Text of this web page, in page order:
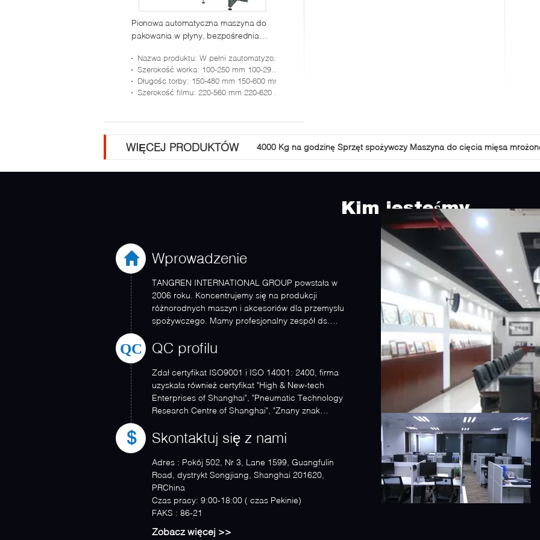
Pionowa automatyczna maszyna do
pakowania w płyny, bezpośrednia
Nazwa produktu: W pełni zautomatyzowane urządzenia do pakowania w worki z płynem i pastą
Szerokość worka: 100-250 mm 100-290 mm
Długośc torby: 150-480 mm 150-600 mm
Szerokość filmu: 220-560 mm 220-620 mm
WIĘCEJ PRODUKTÓW 4000 Kg na godzinę Sprzęt spożywczy Maszyna do cięcia mięsa
Kim jesteśmy
Wprowadzenie
TANGREN INTERNATIONAL GROUP powstała w
2006 roku. Koncentrujemy się na produkcji
różnorodnych maszyn i akcesoriów dla przemysłu
spożywczego. Mamy profesjonalny zespół ds.
QC QC profilu
Zdał certyfikat ISO9001 i ISO 14001: 2400, firma
uzyskała również certyfikat "High & New-tech
Enterprises of Shanghai", "Pneumatic Technology
Research Centre of Shanghai", "Znany znak
Skontaktuj się z nami
Adres : Pokój 502, Nr 3, Lane 1599, Guangfulin
Road, dystrykt Songjiang, Shanghai 201620,
PRChina
Czas pracy:
9:00-18:00 ( czas Pekinie)
FAKS : 86-21
Zobacz więcej >>